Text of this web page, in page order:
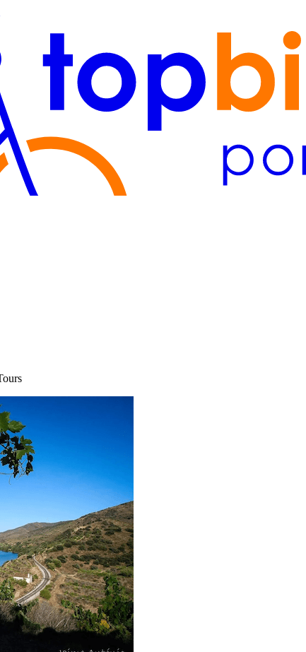
Lisboa/Tejo (2) Algarve (1)